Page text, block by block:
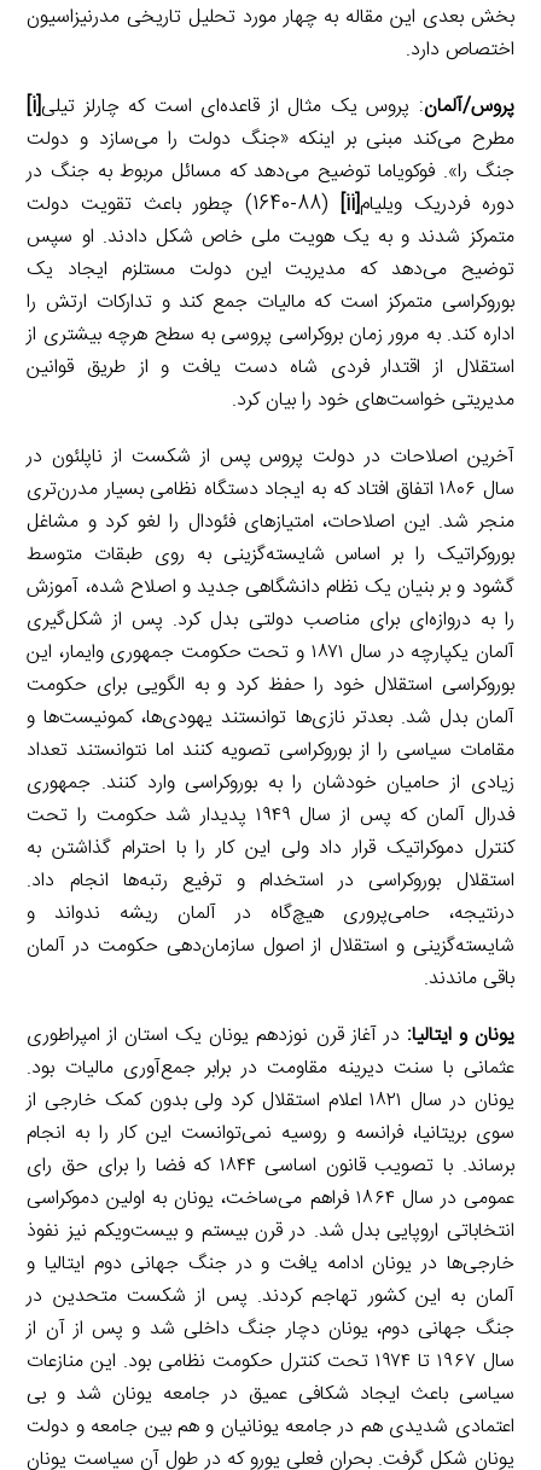
بخش بعدی این مقاله به چهار مورد تحلیل تاریخی مدرنیزاسیون
اختصاص دارد.
پروس/آلمان: پروس یک مثال از قاعده‌ای است که چارلز تیلی[i]
مطرح می‌کند مبنی بر اینکه «جنگ دولت را می‌سازد و دولت
جنگ را». فوکویاما توضیح می‌دهد که مسائل مربوط به جنگ در
دوره فردریک ویلیام[ii]
(1640-88) چطور باعث تقویت دولت
متمرکز شدند و به یک هویت ملی خاص شکل دادند. او سپس
توضیح می‌دهد که مدیریت این دولت مستلزم ایجاد یک
بوروکراسی متمرکز است که مالیات جمع کند و تدارکات ارتش را
اداره کند. به مرور زمان بروکراسی پروسی به سطح هرچه بیشتری از
استقلال از اقتدار فردی شاه دست یافت و از طریق قوانین
مدیریتی خواست‌های خود را بیان کرد.
آخرین اصلاحات در دولت پروس پس از شکست از ناپلئون در
سال ۱۸۰۶ اتفاق افتاد که به ایجاد دستگاه نظامی بسیار مدرن‌تری
منجر شد. این اصلاحات، امتیازهای فئودال را لغو کرد و مشاغل
بوروکراتیک را بر اساس شایسته‌گزینی به روی طبقات متوسط
گشود و بر بنیان یک نظام دانشگاهی جدید و اصلاح شده، آموزش
را به دروازه‌ای برای مناصب دولتی بدل کرد. پس از شکل‌گیری
آلمان یکپارچه در سال ۱۸۷۱ و تحت حکومت جمهوری وایمار، این
بوروکراسی استقلال خود را حفظ کرد و به الگویی برای حکومت
آلمان بدل شد. بعدتر نازی‌ها توانستند یهودی‌ها، کمونیست‌ها و
مقامات سیاسی را از بوروکراسی تصویه کنند اما نتوانستند تعداد
زیادی از حامیان خودشان را به بوروکراسی وارد کنند. جمهوری
فدرال آلمان که پس از سال ۱۹۴۹ پدیدار شد حکومت را تحت
کنترل دموکراتیک قرار داد ولی این کار را با احترام گذاشتن به
استقلال بوروکراسی در استخدام و ترفیع رتبه‌ها انجام داد.
درنتیجه، حامی‌پروری هیچ‌گاه در آلمان ریشه ندواند و
شایسته‌گزینی و استقلال از اصول سازمان‌دهی حکومت در آلمان
باقی ماندند.
یونان و ایتالیا: در آغاز قرن نوزدهم یونان یک استان از امپراطوری
عثمانی با سنت دیرینه مقاومت در برابر جمع‌آوری مالیات بود.
یونان در سال ۱۸۲۱ اعلام استقلال کرد ولی بدون کمک خارجی از
سوی بریتانیا، فرانسه و روسیه نمی‌توانست این کار را به انجام
برساند. با تصویب قانون اساسی ۱۸۴۴ که فضا را برای حق رای
عمومی در سال ۱۸۶۴ فراهم می‌ساخت، یونان به اولین دموکراسی
انتخاباتی اروپایی بدل شد. در قرن بیستم و بیست‌ویکم نیز نفوذ
خارجی‌ها در یونان ادامه یافت و در جنگ جهانی دوم ایتالیا و
آلمان به این کشور تهاجم کردند. پس از شکست متحدین در
جنگ جهانی دوم، یونان دچار جنگ داخلی شد و پس از آن از
سال ۱۹۶۷ تا ۱۹۷۴ تحت کنترل حکومت نظامی بود. این منازعات
سیاسی باعث ایجاد شکافی عمیق در جامعه یونان شد و بی
اعتمادی شدیدی هم در جامعه یونانیان و هم بین جامعه و دولت
یونان شکل گرفت. بحران فعلی یورو که در طول آن سیاست یونان